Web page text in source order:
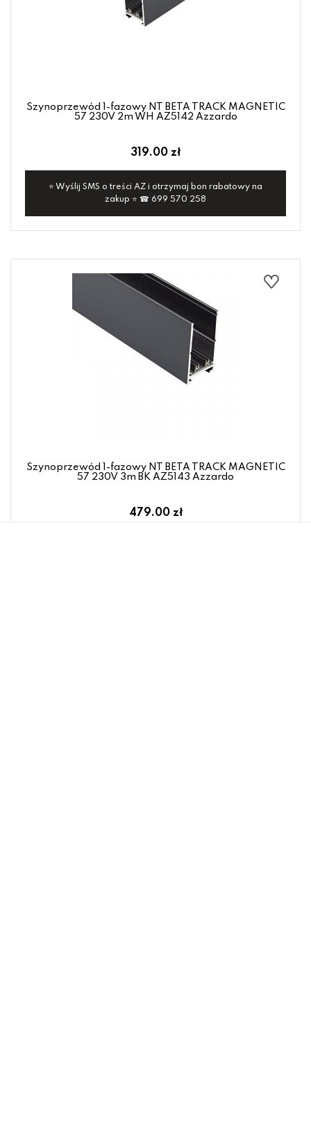
Szynoprzewód 1-fazowy NT BETA TRACK MAGNETIC
57 230V 2m WH AZ5142 Azzardo
319.00 zł
⭐ Wyślij SMS o treści AZ i otrzymaj bon rabatowy na
zakup ⭐ ☎ 699 570 258
Szynoprzewód 1-fazowy NT BETA TRACK MAGNETIC
57 230V 3m BK AZ5143 Azzardo
479.00 zł